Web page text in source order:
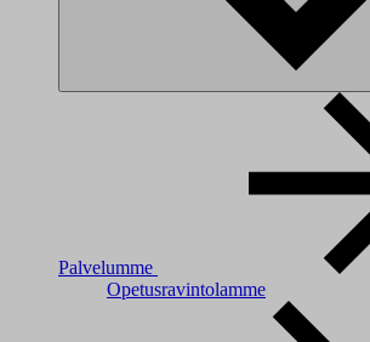
Palvelumme
Opetusravintolamme